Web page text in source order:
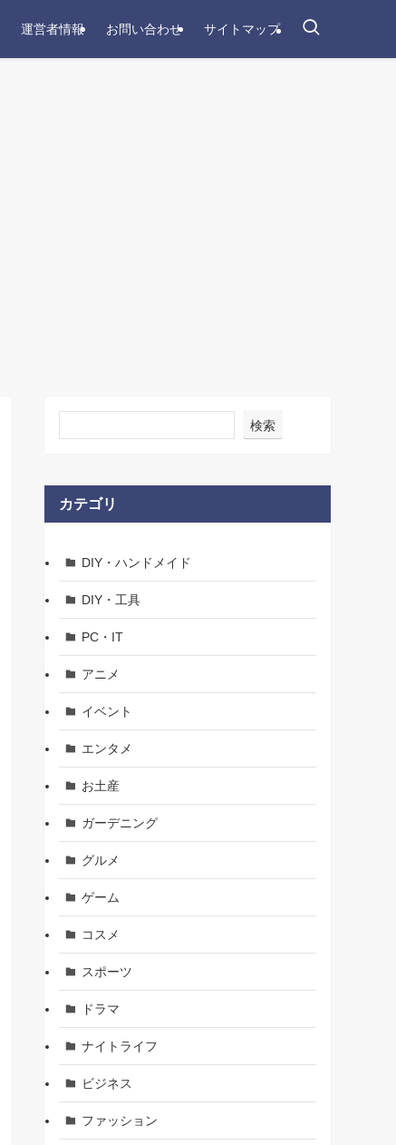
運営者情報 お問い合わせ サイトマップ
検索
カテゴリ
DIY・ハンドメイド
DIY・工具
PC・IT
アニメ
イベント
エンタメ
お土産
ガーデニング
グルメ
ゲーム
コスメ
スポーツ
ドラマ
ナイトライフ
ビジネス
ファッション